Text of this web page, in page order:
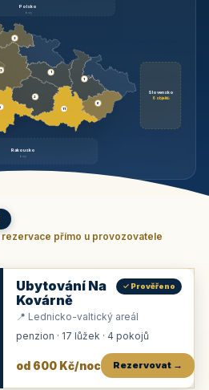
Polsko
brzy
Slovensko
6 objektů
Rakousko
brzy
3
3
1
2
11
1
6
přímo u provozovatele
Ubytování Na
Kovárně
✓ Prověřeno
📍 Lednicko-valtický areál
penzion · 17 lůžek · 4 pokojů
od 600 Kč/noc Rezervovat →